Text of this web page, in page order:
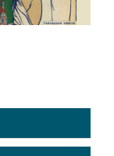
Ibáñez, nº 2